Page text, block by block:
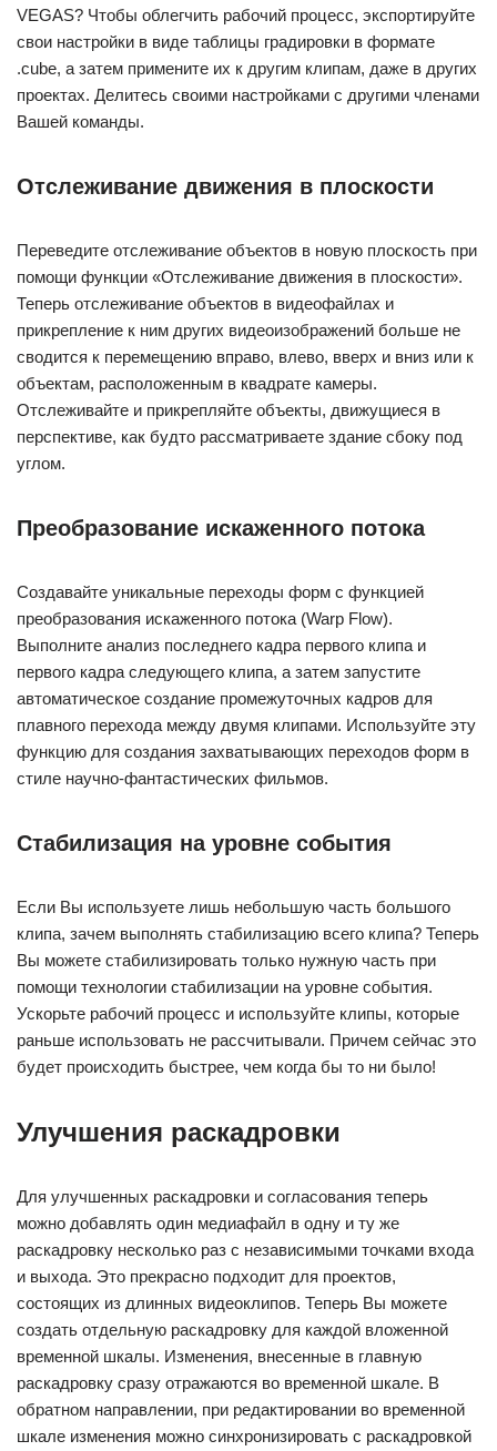
VEGAS? Чтобы облегчить рабочий процесс, экспортируйте
свои настройки в виде таблицы градировки в формате
.cube, а затем примените их к другим клипам, даже в других
проектах. Делитесь своими настройками с другими членами
Вашей команды.
Отслеживание движения в плоскости
Переведите отслеживание объектов в новую плоскость при
помощи функции «Отслеживание движения в плоскости».
Теперь отслеживание объектов в видеофайлах и
прикрепление к ним других видеоизображений больше не
сводится к перемещению вправо, влево, вверх и вниз или к
объектам, расположенным в квадрате камеры.
Отслеживайте и прикрепляйте объекты, движущиеся в
перспективе, как будто рассматриваете здание сбоку под
углом.
Преобразование искаженного потока
Создавайте уникальные переходы форм с функцией
преобразования искаженного потока (Warp Flow).
Выполните анализ последнего кадра первого клипа и
первого кадра следующего клипа, а затем запустите
автоматическое создание промежуточных кадров для
плавного перехода между двумя клипами. Используйте эту
функцию для создания захватывающих переходов форм в
стиле научно-фантастических фильмов.
Стабилизация на уровне события
Если Вы используете лишь небольшую часть большого
клипа, зачем выполнять стабилизацию всего клипа? Теперь
Вы можете стабилизировать только нужную часть при
помощи технологии стабилизации на уровне события.
Ускорьте рабочий процесс и используйте клипы, которые
раньше использовать не рассчитывали. Причем сейчас это
будет происходить быстрее, чем когда бы то ни было!
Улучшения раскадровки
Для улучшенных раскадровки и согласования теперь
можно добавлять один медиафайл в одну и ту же
раскадровку несколько раз с независимыми точками входа
и выхода. Это прекрасно подходит для проектов,
состоящих из длинных видеоклипов. Теперь Вы можете
создать отдельную раскадровку для каждой вложенной
временной шкалы. Изменения, внесенные в главную
раскадровку сразу отражаются во временной шкале. В
обратном направлении, при редактировании во временной
шкале изменения можно синхронизировать с раскадровкой